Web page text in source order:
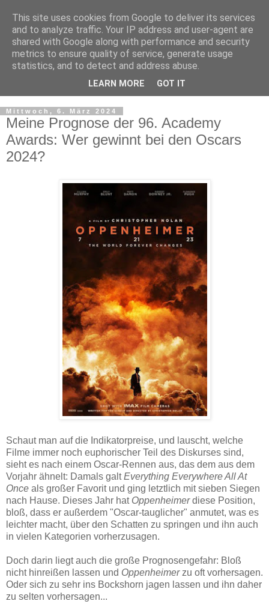
Mittwoch, 6. März 2024
Meine Prognose der 96. Academy
Awards: Wer gewinnt bei den Oscars
2024?
Schaut man auf die Indikatorpreise, und lauscht, welche
Filme immer noch euphorischer Teil des Diskurses sind,
sieht es nach einem Oscar-Rennen aus, das dem aus dem
Vorjahr ähnelt: Damals galtEverything Everywhere All At
Once als großer Favorit und ging letztlich mit sieben Siegen
nach Hause. Dieses Jahr hat Oppenheimerdiese Position,
bloß, dass er außerdem "Oscar-tauglicher" anmutet, was es
leichter macht, über den Schatten zu springen und ihn auch
in vielen Kategorien vorherzusagen.
Doch darin liegt auch die große Prognosengefahr: Bloß
nicht hinreißen lassen und Oppenheimerzu oft vorhersagen.
Oder sich zu sehr ins Bockshorn jagen lassen und ihn daher
zu selten vorhersagen...
This site uses cookies from Google to deliver its services
and to analyze traffic. Your IP address and user-agent are
shared with Google along with performance and security
metrics to ensure quality of service, generate usage
statistics, and to detect and address abuse.
LEARN MORE GOT IT